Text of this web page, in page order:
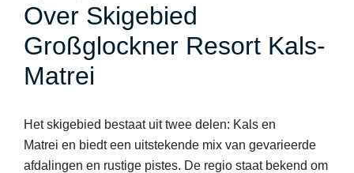
Over Skigebied
Großglockner Resort Kals-
Matrei
Het skigebied bestaat uit twee delen: Kals en
Matrei en biedt een uitstekende mix van gevarieerde
afdalingen en rustige pistes. De regio staat bekend om